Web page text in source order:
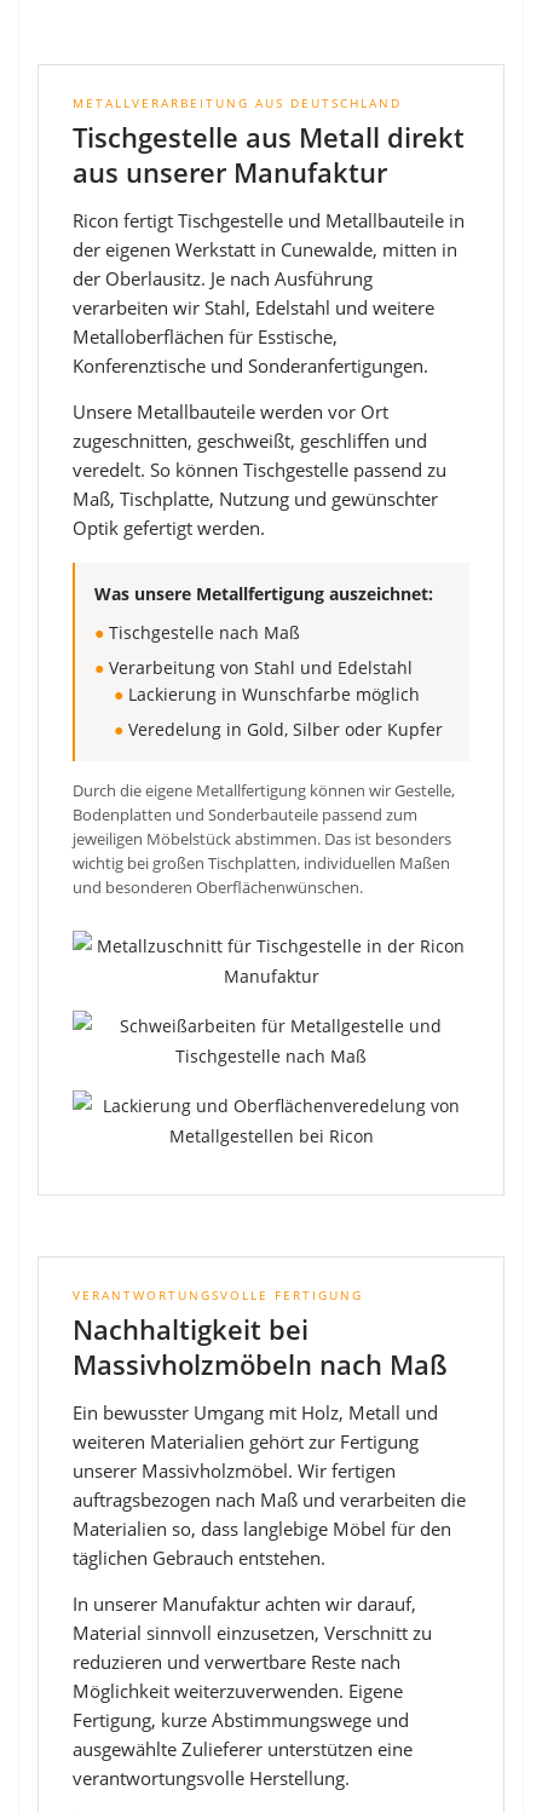
METALLVERARBEITUNG AUS DEUTSCHLAND
Tischgestelle aus Metall direkt
aus unserer Manufaktur
Ricon fertigt Tischgestelle und Metallbauteile in
der eigenen Werkstatt in Cunewalde, mitten in
der Oberlausitz. Je nach Ausführung
verarbeiten wir Stahl, Edelstahl und weitere
Metalloberflächen für Esstische,
Konferenztische und Sonderanfertigungen.
Unsere Metallbauteile werden vor Ort
zugeschnitten, geschweißt, geschliffen und
veredelt. So können Tischgestelle passend zu
Maß, Tischplatte, Nutzung und gewünschter
Optik gefertigt werden.
Was unsere Metallfertigung auszeichnet:
● Tischgestelle nach Maß
● Verarbeitung von Stahl und Edelstahl
● Lackierung in Wunschfarbe möglich
● Veredelung in Gold, Silber oder Kupfer
Durch die eigene Metallfertigung können wir Gestelle,
Bodenplatten und Sonderbauteile passend zum
jeweiligen Möbelstück abstimmen. Das ist besonders
wichtig bei großen Tischplatten, individuellen Maßen
und besonderen Oberflächenwünschen.
VERANTWORTUNGSVOLLE FERTIGUNG
Nachhaltigkeit bei
Massivholzmöbeln nach Maß
Ein bewusster Umgang mit Holz, Metall und
weiteren Materialien gehört zur Fertigung
unserer Massivholzmöbel. Wir fertigen
auftragsbezogen nach Maß und verarbeiten die
Materialien so, dass langlebige Möbel für den
täglichen Gebrauch entstehen.
In unserer Manufaktur achten wir darauf,
Material sinnvoll einzusetzen, Verschnitt zu
reduzieren und verwertbare Reste nach
Möglichkeit weiterzuverwenden. Eigene
Fertigung, kurze Abstimmungswege und
ausgewählte Zulieferer unterstützen eine
verantwortungsvolle Herstellung.